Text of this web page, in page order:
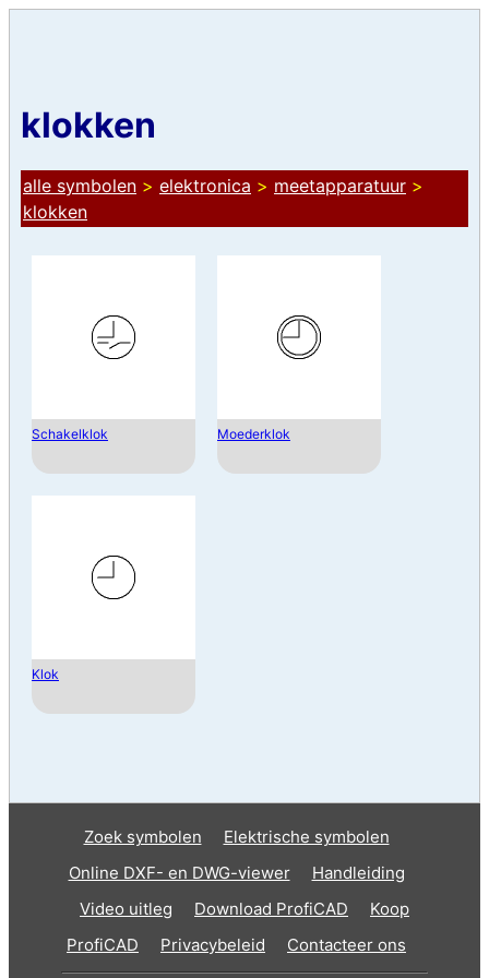
klokken
alle symbolen > elektronica > meetapparatuur >
klokken
Schakelklok Moederklok
Klok
Zoek symbolen
Elektrische symbolen
Online DXF- en DWG-viewer
Handleiding
Video uitleg
Download ProfiCAD
Koop
ProfiCAD
Privacybeleid Contacteer ons